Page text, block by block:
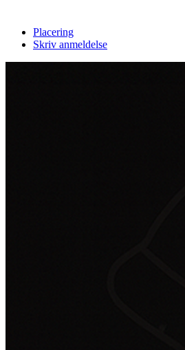
Placering
Skriv anmeldelse